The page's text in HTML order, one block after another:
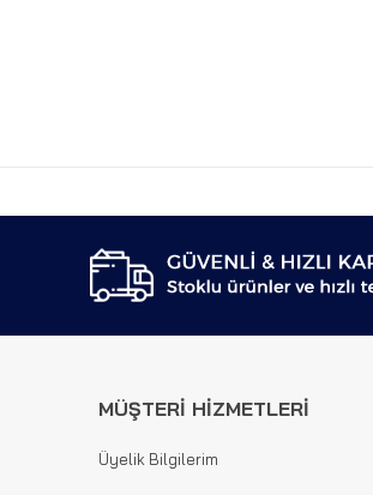
MÜŞTERİ HİZMETLERİ
Üyelik Bilgilerim